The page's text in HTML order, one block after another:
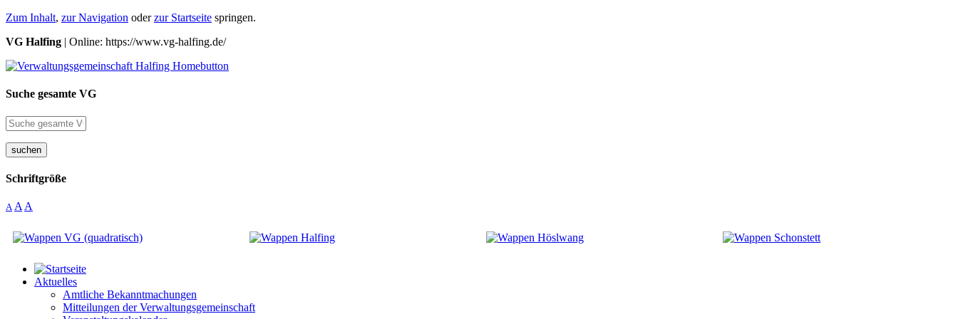
Zum Inhalt, zur Navigation oderzur Startseite springen.
VG Halfing | Online: https://www.vg-halfing.de/
Suche gesamte VG
suchen
Schriftgröße
A A A
Aktuelles
Amtliche Bekanntmachungen
Mitteilungen der Verwaltungsgemeinschaft